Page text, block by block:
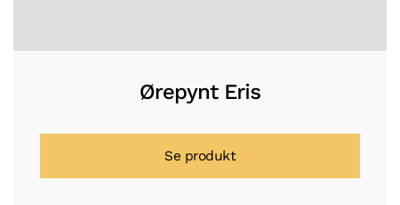
Ørepynt Eris
Se produkt